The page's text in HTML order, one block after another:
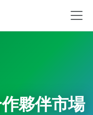
夥伴市場